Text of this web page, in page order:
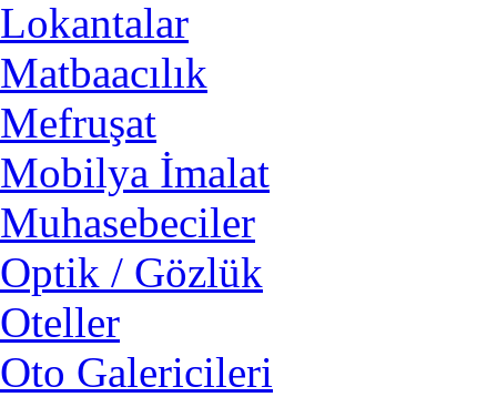
Lokantalar
Matbaacılık
Mefruşat
Mobilya İmalat
Muhasebeciler
Optik / Gözlük
Oteller
Oto Galericileri